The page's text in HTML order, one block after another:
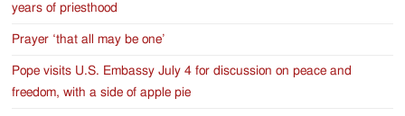
years of priesthood
Prayer ‘that all may be one’
Pope visits U.S. Embassy July 4 for discussion on peace and
freedom, with a side of apple pie